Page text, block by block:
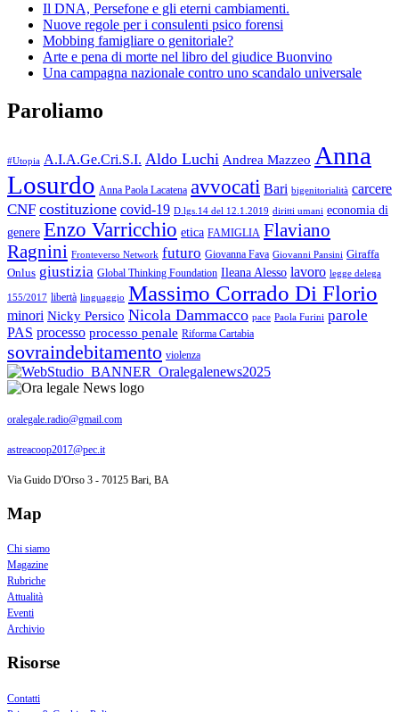
Il DNA, Persefone e gli eterni cambiamenti.
Nuove regole per i consulenti psico forensi
Mobbing famigliare o genitoriale?
Arte e pena di morte nel libro del giudice Buonvino
Una campagna nazionale contro uno scandalo universale
Paroliamo
#Utopia A.I.A.Ge.Cri.S.I. Aldo Luchi Andrea Mazzeo Anna
Losurdo Anna Paola Lacatena avvocati Bari bigenitorialità carcere
CNF costituzione covid-19 D.lgs.14 del 12.1.2019 diritti umani economia di
genere Enzo Varricchio etica FAMIGLIA Flaviano
Ragnini Fronteverso Network futuro Giovanna Fava Giovanni Pansini Giraffa
Onlus giustizia Global Thinking Foundation Ileana Alesso lavoro legge delega
155/2017 libertà linguaggio Massimo Corrado Di Florio
minori Nicky Persico Nicola Dammacco pace Paola Furini parole
PAS processo processo penale Riforma Cartabia
sovraindebitamento violenza
oralegale.radio@gmail.com
astreacoop2017@pec.it
Via Guido D'Orso 3 - 70125 Bari, BA
Map
Chi siamo
Magazine
Rubriche
Attualità
Eventi
Archivio
Risorse
Contatti